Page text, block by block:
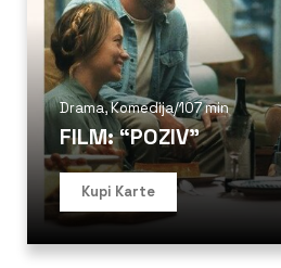
Drama,Komedija/107 min
FILM: “POZIV”
Kupi Karte